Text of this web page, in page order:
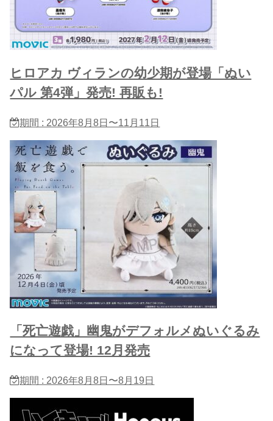
ヒロアカ ヴィランの幼少期が登場「ぬい
パル 第4弾」発売! 再販も!
期間 : 2026年8月8日〜11月11日
「死亡遊戯」幽鬼がデフォルメぬいぐるみ
になって登場! 12月発売
期間 : 2026年8月8日〜8月19日